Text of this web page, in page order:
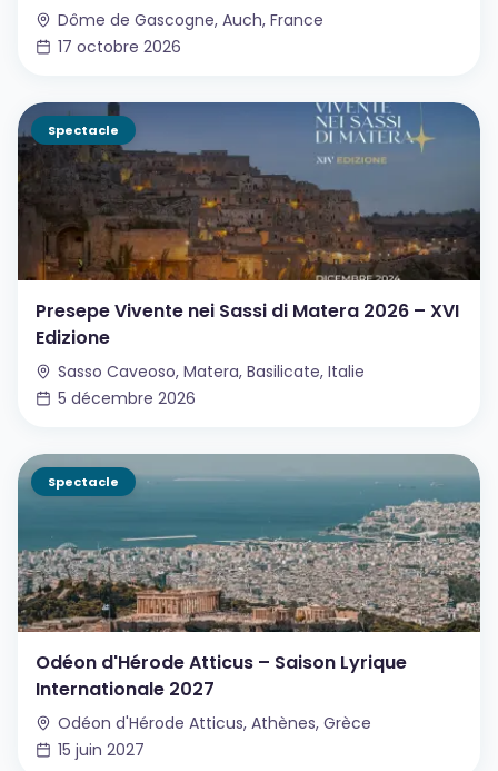
Dôme de Gascogne, Auch, France
17 octobre 2026
Spectacle
Presepe Vivente nei Sassi di Matera 2026 – XVI
Edizione
Sasso Caveoso, Matera, Basilicate, Italie
5 décembre 2026
Spectacle
Odéon d'Hérode Atticus – Saison Lyrique
Internationale 2027
Odéon d'Hérode Atticus, Athènes, Grèce
15 juin 2027